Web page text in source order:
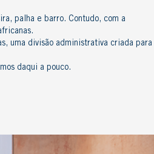
palha e barro. Contudo, com a
uma divisão administrativa criada para
daqui a pouco.